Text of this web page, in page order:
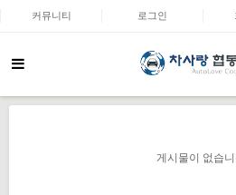
커뮤니티 로그인
게시물이 없습